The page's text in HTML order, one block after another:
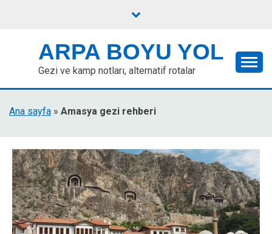
ARPA BOYU YOL
Gezi ve kamp notları, alternatif rotalar
Ana sayfa » Amasya gezi rehberi